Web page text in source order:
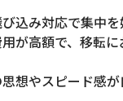
込み対応で集中
が高額で、移転
想やスピード感